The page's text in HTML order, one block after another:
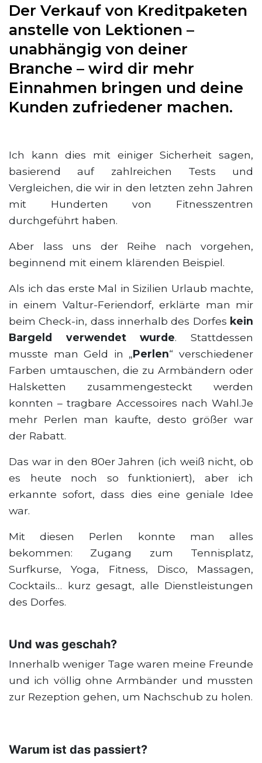
Der Verkauf von Kreditpaketen
anstelle von Lektionen –
unabhängig von deiner
Branche – wird dir mehr
Einnahmen bringen und deine
Kunden zufriedener machen.
Ich kann dies mit einiger Sicherheit sagen,
basierend auf zahlreichen Tests und
Vergleichen, die wir in den letzten zehn Jahren
mit Hunderten von Fitnesszentren
durchgeführt haben.
Aber lass uns der Reihe nach vorgehen,
beginnend mit einem klärenden Beispiel.
Als ich das erste Mal in Sizilien Urlaub machte,
in einem Valtur-Feriendorf, erklärte man mir
beim Check-in, dass innerhalb des Dorfes kein
Bargeld verwendet wurde. Stattdessen
musste man Geld in „Perlen“ verschiedener
Farben umtauschen, die zu Armbändern oder
Halsketten zusammengesteckt werden
konnten – tragbare Accessoires nach Wahl.Je
mehr Perlen man kaufte, desto größer war
der Rabatt.
Das war in den 80er Jahren (ich weiß nicht, ob
es heute noch so funktioniert), aber ich
erkannte sofort, dass dies eine geniale Idee
war.
Mit diesen Perlen konnte man alles
bekommen: Zugang zum Tennisplatz,
Surfkurse, Yoga, Fitness, Disco, Massagen,
Cocktails… kurz gesagt, alle Dienstleistungen
des Dorfes.
Und was geschah?
Innerhalb weniger Tage waren meine Freunde
und ich völlig ohne Armbänder und mussten
zur Rezeption gehen, um Nachschub zu holen.
Warum ist das passiert?